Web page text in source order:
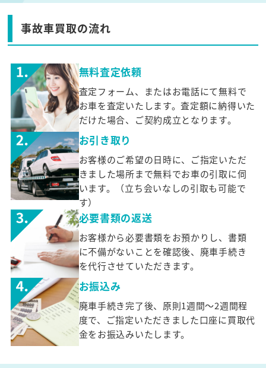
事故車買取の流れ
無料査定依頼
査定フォーム、またはお電話にて無料で
お車を査定いたします。査定額に納得いた
だけた場合、ご契約成立となります。
お引き取り
お客様のご希望の日時に、ご指定いただ
きました場所まで無料でお車の引取に伺
います。（立ち会いなしの引取も可能で
す）
必要書類の返送
お客様から必要書類をお預かりし、書類
に不備がないことを確認後、廃車手続き
を代行させていただきます。
お振込み
廃車手続き完了後、原則1週間～2週間程
度で、ご指定いただきました口座に買取代
金をお振込みいたします。